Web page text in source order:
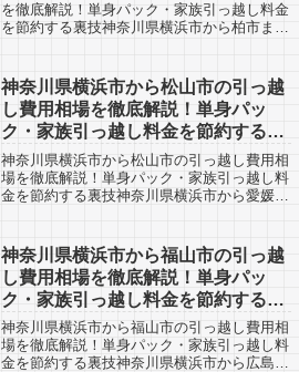
を徹底解説！単身パック・家族引っ越し料金
を節約する裏技神奈川県横浜市から柏市まで
い。神奈川県横浜市から柏市までは
70km。...
神奈川県横浜市から松山市の引っ越
し費用相場を徹底解説！単身パッ
ク・家族引っ越し料金を節約する裏
技
神奈川県横浜市から松山市の引っ越し費用相
場を徹底解説！単身パック・家族引っ越し料
金を節約する裏技神奈川県横浜市から愛媛県
人も参考にしてください。松山市は人口51...
神奈川県横浜市から福山市の引っ越
し費用相場を徹底解説！単身パッ
ク・家族引っ越し料金を節約する裏
技
神奈川県横浜市から福山市の引っ越し費用相
場を徹底解説！単身パック・家族引っ越し料
金を節約する裏技神奈川県横浜市から広島県